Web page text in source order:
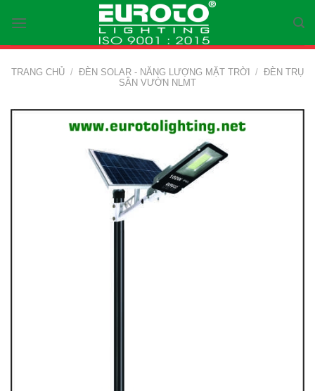
content
TRANG CHỦ / ĐÈN SOLAR - NĂNG LƯỢNG MẶT TRỜI / ĐÈN TRỤ
SÂN VƯỜN NLMT